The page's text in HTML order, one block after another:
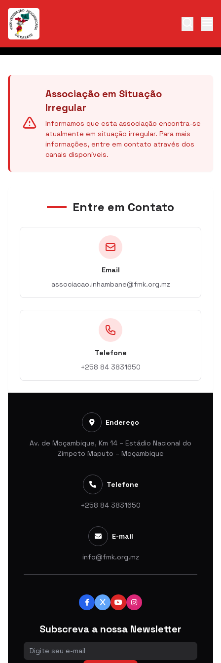
Associação em Situação
Irregular
Informamos que esta associação encontra-se
atualmente em situação irregular. Para mais
informações, entre em contato através dos
canais disponíveis.
Entre em Contato
Email
associacao.inhambane@fmk.org.mz
Telefone
+258 84 3831650
Endereço
Av. de Moçambique, Km 14 – Estádio Nacional do
Zimpeto Maputo – Moçambique
Telefone
+258 84 3831650
E-mail
info@fmk.org.mz
Subscreva a nossa Newsletter